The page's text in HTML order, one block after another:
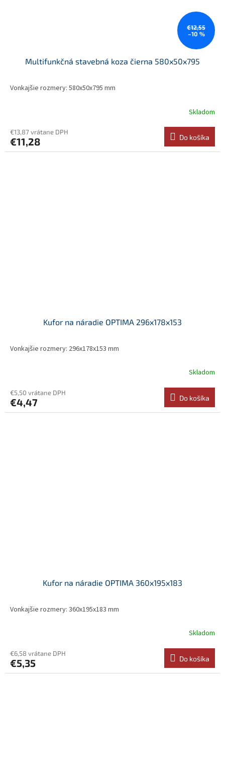
€12,55
–10 %
Multifunkčná stavebná koza čierna 580x50x795
Vonkajšie rozmery: 580x50x795 mm
Skladom
€13,87 vrátane DPH
€11,28 Do košíka
Kufor na náradie OPTIMA 296x178x153
Vonkajšie rozmery: 296x178x153 mm
Skladom
€5,50 vrátane DPH
€4,47 Do košíka
Kufor na náradie OPTIMA 360x195x183
Vonkajšie rozmery: 360x195x183 mm
Skladom
€6,58 vrátane DPH
€5,35 Do košíka